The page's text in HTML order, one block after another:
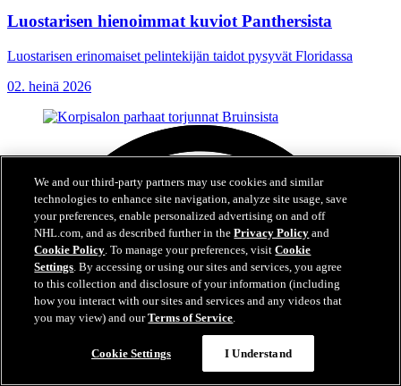
Luostarisen hienoimmat kuviot Panthersista
Luostarisen erinomaiset pelintekijän taidot pysyvät Floridassa
02. heinä 2026
We and our third-party partners may use cookies and similar
technologies to enhance site navigation, analyze site usage, save
your preferences, enable personalized advertising on and off
NHL.com, and as described further in thePrivacy Policy and
Cookie Policy. To manage your preferences, visitCookie
Settings. By accessing or using our sites and services, you agree
to this collection and disclosure of your information (including
how you interact with our sites and services and any videos that
you may view) and ourTerms of Service.
Cookie Settings I Understand